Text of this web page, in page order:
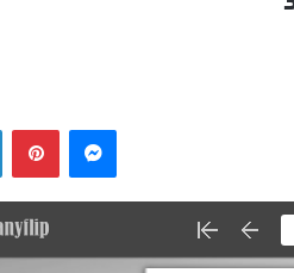
LinkedinPinterestMessenger